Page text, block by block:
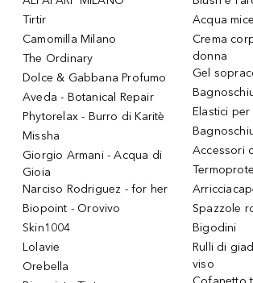
Tirtir
Camomilla Milano
The Ordinary
Dolce & Gabbana Profumo
Aveda - Botanical Repair
Phytorelax - Burro di Karitè
Missha
Giorgio Armani - Acqua di
Gioia
Narciso Rodriguez - for her
Biopoint - Orovivo
Skin1004
Lolavie
Orebella
Acqua
Crema
donna
Gel
Elastici
Accessori
Spazzole
Bigodini
Rulli di
viso